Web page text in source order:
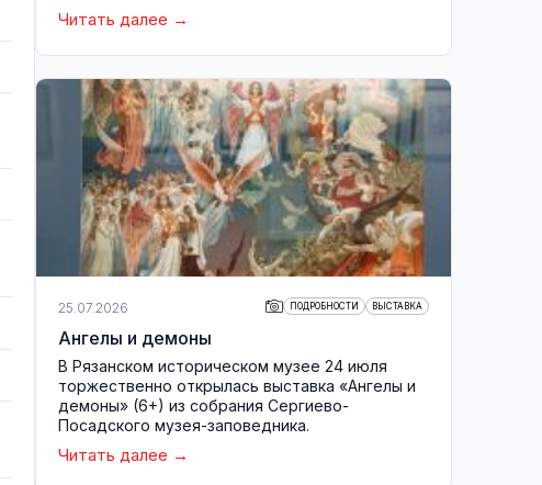
Читать далее
25.07.2026 ПОДРОБНОСТИ ВЫСТАВКА
Ангелы и демоны
В Рязанском историческом музее 24 июля
торжественно открылась выставка «Ангелы и
демоны» (6+) из собрания Сергиево-
Посадского музея-заповедника.
Читать далее